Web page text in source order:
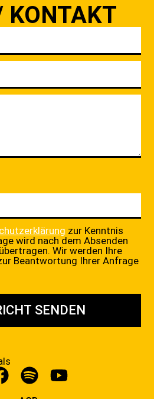
KONTAKT
zur Kenntnis
wird nach dem Absenden
Wir werden Ihre
Beantwortung Ihrer Anfrage
SENDEN